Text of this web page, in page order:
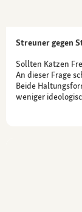
Streuner gegen
Sollten Katzen
An dieser Frage
Beide
weniger